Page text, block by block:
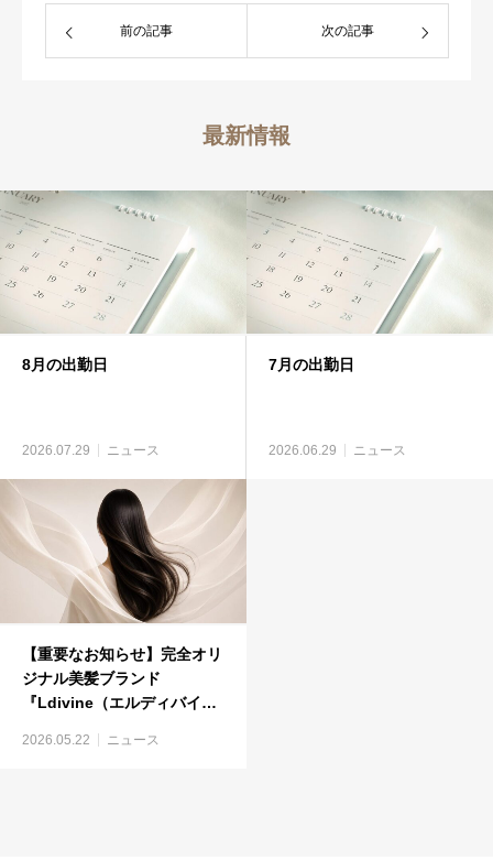
前の記事 次の記事
最新情報
8月の出勤日
2026.07.29 ニュース
7月の出勤日
2026.06.29 ニュース
【重要なお知らせ】完全オリ
ジナル美髪ブランド
『Ldivine（エルディバイ
2026.05.22 ニュース